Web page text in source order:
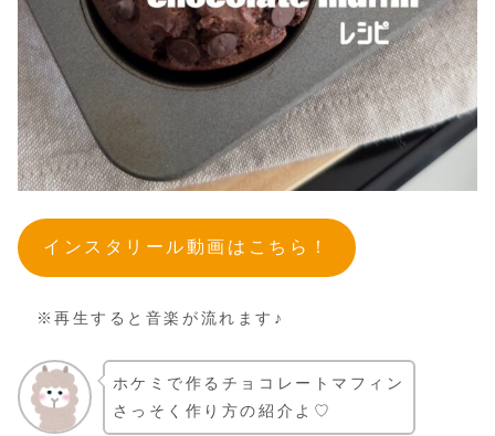
インスタリール動画はこちら！
※再生すると音楽が流れます♪
ホケミで作るチョコレートマフィン
さっそく作り方の紹介よ♡